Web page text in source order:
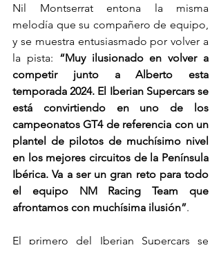
Nil Montserrat entona la misma
melodía que su compañero de equipo,
y se muestra entusiasmado por volver a
la pista: “Muy ilusionado en volver a
competir junto a Alberto esta
temporada 2024. El Iberian Supercars se
está convirtiendo en uno de los
campeonatos GT4 de referencia con un
plantel de pilotos de muchísimo nivel
en los mejores circuitos de la Península
Ibérica. Va a ser un gran reto para todo
el equipo NM Racing Team que
afrontamos con muchísima ilusión”.
El primero del Iberian Supercars se